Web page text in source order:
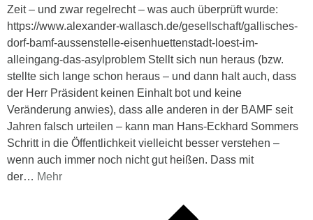
Zeit – und zwar regelrecht – was auch überprüft wurde:
https://www.alexander-wallasch.de/gesellschaft/gallisches-
dorf-bamf-aussenstelle-eisenhuettenstadt-loest-im-
alleingang-das-asylproblem Stellt sich nun heraus (bzw.
stellte sich lange schon heraus – und dann halt auch, dass
der Herr Präsident keinen Einhalt bot und keine
Veränderung anwies), dass alle anderen in der BAMF seit
Jahren falsch urteilen – kann man Hans-Eckhard Sommers
Schritt in die Öffentlichkeit vielleicht besser verstehen –
wenn auch immer noch nicht gut heißen. Dass mit
der… Mehr